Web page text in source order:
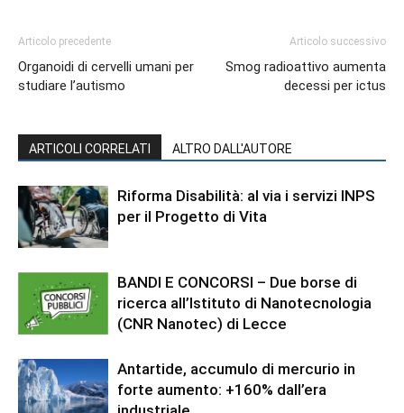
Articolo precedente
Organoidi di cervelli umani per
studiare l’autismo
Articolo successivo
Smog radioattivo aumenta
decessi per ictus
ARTICOLI CORRELATI ALTRO DALL'AUTORE
Riforma Disabilità: al via i servizi INPS
per il Progetto di Vita
BANDI E CONCORSI – Due borse di
ricerca all’Istituto di Nanotecnologia
(CNR Nanotec) di Lecce
Antartide, accumulo di mercurio in
forte aumento: +160% dall’era